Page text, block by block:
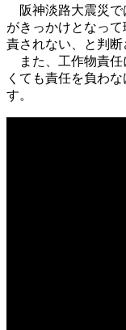
阪神淡路大震災で
がきっかけとなっ
責されない、と判断
また、工作物責任
くても責任を負わ
す。